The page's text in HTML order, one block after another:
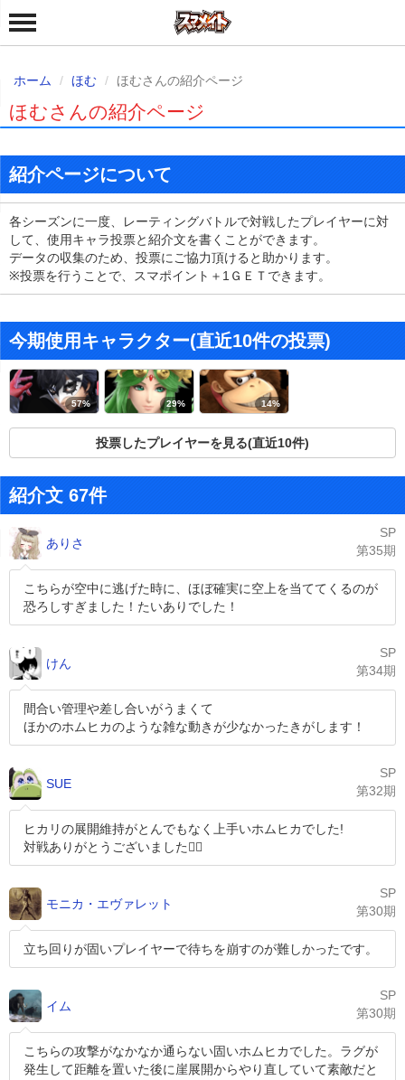
ホーム ほむ ほむさんの紹介ページ
ほむさんの紹介ページ
紹介ページについて
各シーズンに一度、レーティングバトルで対戦したプレイヤーに対
して、使用キャラ投票と紹介文を書くことができます。
データの収集のため、投票にご協力頂けると助かります。
※投票を行うことで、スマポイント＋1ＧＥＴできます。
今期使用キャラクター(直近10件の投票)
57% 29% 14%
投票したプレイヤーを見る(直近10件)
紹介文 67件
ありさ
SP
第35期
こちらが空中に逃げた時に、ほぼ確実に空上を当ててくるのが
恐ろしすぎました！たいありでした！
けん
SP
第34期
間合い管理や差し合いがうまくて
ほかのホムヒカのような雑な動きが少なかったきがします！
SUE
SP
第32期
ヒカリの展開維持がとんでもなく上手いホムヒカでした!
対戦ありがとうございました🙇‍♂️
モニカ・エヴァレット
SP
第30期
立ち回りが固いプレイヤーで待ちを崩すのが難しかったです。
イム
SP
第30期
こちらの攻撃がなかなか通らない固いホムヒカでした。ラグが
発生して距離を置いた後に崖展開からやり直していて素敵だと